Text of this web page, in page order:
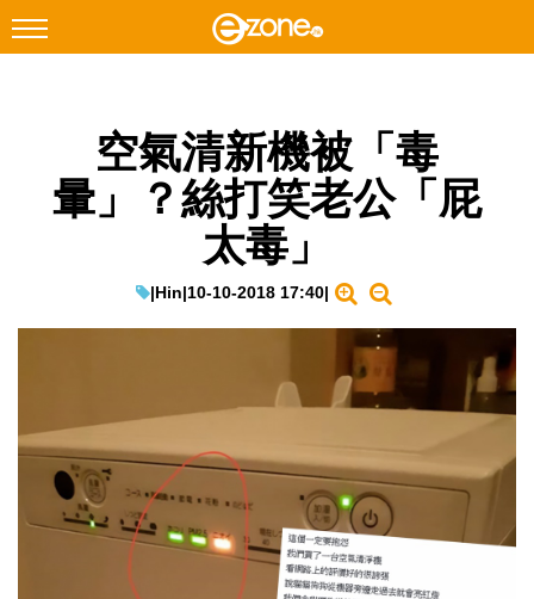
Facebook Instagram
科技焦點
教學評測
IT Times
生成式AI與雲端應用
Enterprise Digital Transformation
空氣清新機被「毒
暈」？絲打笑老公「屁
太毒」
|Hin|10-10-2018 17:40|